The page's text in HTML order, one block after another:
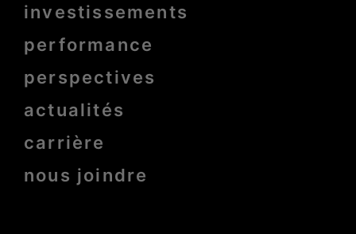
Menu
bold
investissements
performance
perspectives
actualités
carrière
nous joindre